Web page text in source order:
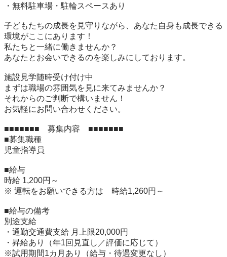
・無料駐車場・駐輪スペースあり
子どもたちの成長を見守りながら、あなた自身も成長できる
環境がここにあります！
私たちと一緒に働きませんか？
あなたとお会いできるのを楽しみにしております。
施設見学随時受け付け中
まずは職場の雰囲気を見に来てみませんか？
それからのご判断で構いません！
お気軽にお問い合わせください。
■■■■■■■　募集内容　■■■■■■■
■募集職種
児童指導員
■給与
時給 1,200円～
※ 運転をお願いできる方は　時給1,260円～
■給与の備考
別途支給
・通勤交通費支給 月上限20,000円
・昇給あり（年1回見直し／評価に応じて）
※試用期間1カ月あり（給与・待遇変更なし）